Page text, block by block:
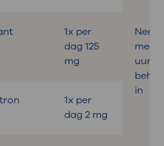
1x per
dag 125
mg
uur
in
1x per
dag 2 mg